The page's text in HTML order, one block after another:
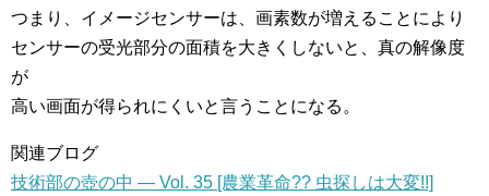
つまり、イメージセンサーは、画素数が増えることにより
センサーの受光部分の面積を大きくしないと、真の解像度
が
高い画面が得られにくいと言うことになる。
関連ブログ
技術部の壺の中 — Vol. 35 [農業革命?? 虫探しは大変!!]